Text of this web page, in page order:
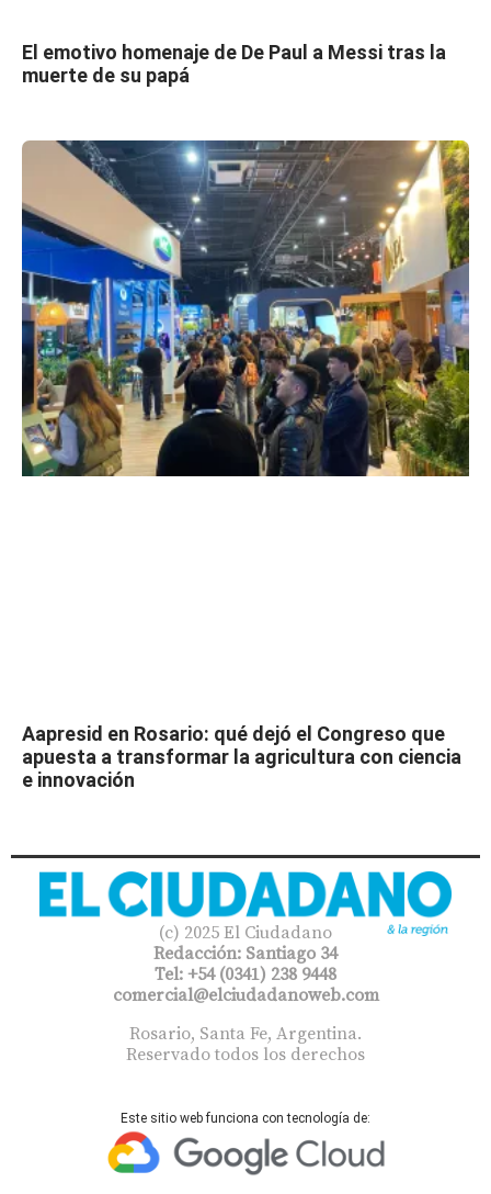
El emotivo homenaje de De Paul a Messi tras la
muerte de su papá
Aapresid en Rosario: qué dejó el Congreso que
apuesta a transformar la agricultura con ciencia
e innovación
(c) 2025 El Ciudadano
Redacción: Santiago 34
Tel: +54 (0341) 238 9448
comercial@elciudadanoweb.com​
Rosario, Santa Fe, Argentina.
Reservado todos los derechos
Este sitio web funciona con tecnología de: